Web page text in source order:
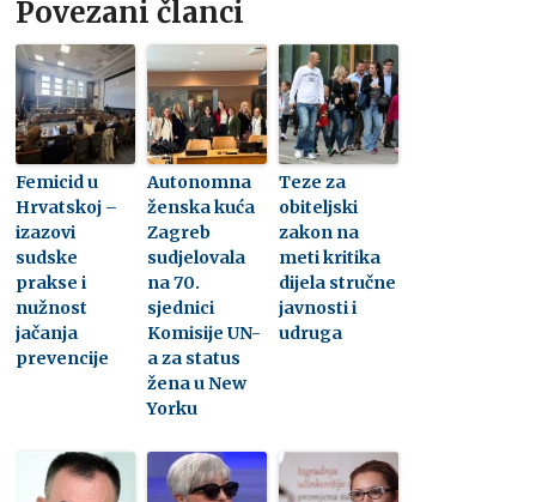
Povezani članci
Femicid u
Hrvatskoj –
izazovi
sudske
prakse i
nužnost
jačanja
prevencije
Autonomna
ženska kuća
Zagreb
sudjelovala
na 70.
sjednici
Komisije UN-
a za status
žena u New
Yorku
Teze za
obiteljski
zakon na
meti kritika
dijela stručne
javnosti i
udruga